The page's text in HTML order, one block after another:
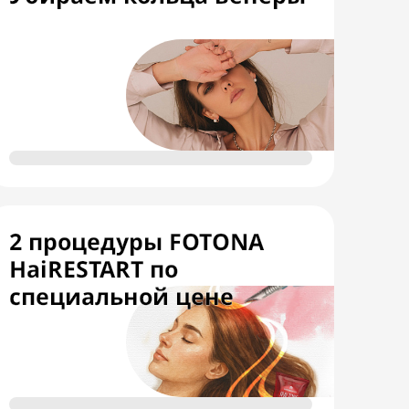
2 процедуры FOTONA
HaiRESTART по
специальной цене